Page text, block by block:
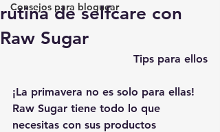
Consejos para bloguear
rutina de selfcare con
Raw Sugar
Tips para ellos
¡La primavera no es solo para ellas!
Raw Sugar tiene todo lo que
necesitas con sus productos